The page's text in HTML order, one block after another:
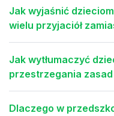
Jak wyjaśnić
wielu przyjaciół
Jak wytłumaczyć
przestrzegania
Dlaczego w